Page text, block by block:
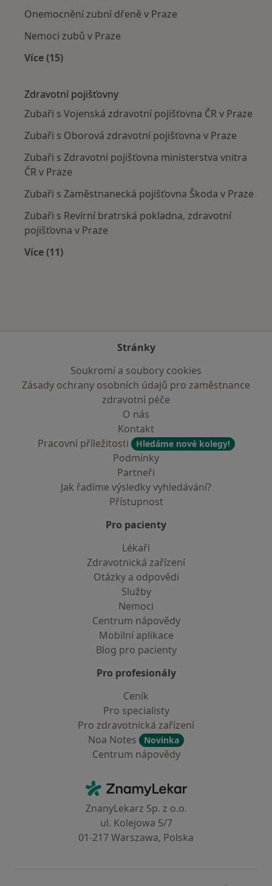
Onemocnění zubní dřeně v Praze
Nemoci zubů v Praze
Více (15)
Zdravotní pojišťovny
Zubaři s Vojenská zdravotní pojišťovna ČR v Praze
Zubaři s Oborová zdravotní pojišťovna v Praze
Zubaři s Zdravotní pojišťovna ministerstva vnitra
ČR v Praze
Zubaři s Zaměstnanecká pojišťovna Škoda v Praze
Zubaři s Revírní bratrská pokladna, zdravotní
pojišťovna v Praze
Více (11)
Stránky
Soukromí a soubory cookies
Zásady ochrany osobních údajů pro zaměstnance
zdravotní péče
O nás
Kontakt
Pracovní příležitosti
Hledáme nové kolegy!
Podmínky
Partneři
Jak řadíme výsledky vyhledávání?
Přístupnost
Pro pacienty
Lékaři
Zdravotnická zařízení
Otázky a odpovědi
Služby
Nemoci
Centrum nápovědy
Mobilní aplikace
Blog pro pacienty
Pro profesionály
Ceník
Pro specialisty
Pro zdravotnická zařízení
Noa Notes
Novinka
Centrum nápovědy
ZnamyLekar - Hlavní stránka
ZnanyLekarz Sp. z o.o.
ul. Kolejowa 5/7
01-217 Warszawa, Polska